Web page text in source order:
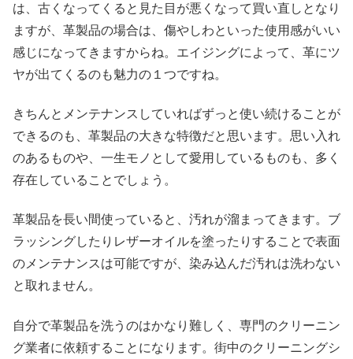
は、古くなってくると見た目が悪くなって買い直しとなり
ますが、革製品の場合は、傷やしわといった使用感がいい
感じになってきますからね。エイジングによって、革にツ
ヤが出てくるのも魅力の１つですね。
きちんとメンテナンスしていればずっと使い続けることが
できるのも、革製品の大きな特徴だと思います。思い入れ
のあるものや、一生モノとして愛用しているものも、多く
存在していることでしょう。
革製品を長い間使っていると、汚れが溜まってきます。ブ
ラッシングしたりレザーオイルを塗ったりすることで表面
のメンテナンスは可能ですが、染み込んだ汚れは洗わない
と取れません。
自分で革製品を洗うのはかなり難しく、専門のクリーニン
グ業者に依頼することになります。街中のクリーニングシ